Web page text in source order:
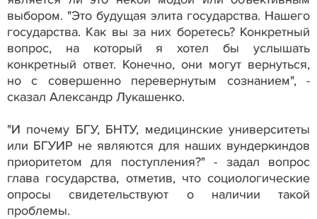
выбором. "Это будущая элита государства. Нашего
государства. Как вы за них боретесь? Конкретный
вопрос, на который я хотел бы услышать
конкретный ответ. Конечно, они могут вернуться,
но с совершенно перевернутым сознанием", -
сказал Александр Лукашенко.
"И почему БГУ, БНТУ, медицинские университеты
или БГУИР не являются для наших вундеркиндов
приоритетом для поступления?" - задал вопрос
глава государства, отметив, что социологические
опросы свидетельствуют о наличии такой
проблемы.